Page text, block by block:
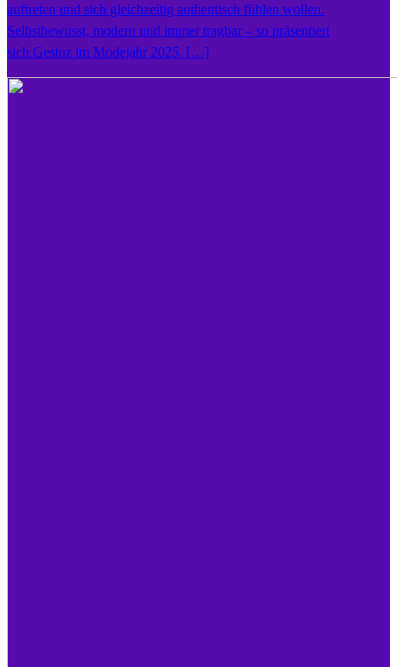
auftreten und sich gleichzeitig authentisch fühlen wollen.
Selbstbewusst, modern und immer tragbar – so präsentiert
sich Gestuz im Modejahr 2025. […]